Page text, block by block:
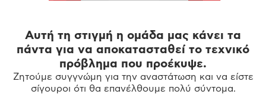
Αυτή τη στιγμή η ομάδα μας κάνει τα
πάντα για να αποκατασταθεί το τεχνικό
πρόβλημα που προέκυψε.
Ζητούμε συγγνώμη για την αναστάτωση και να είστε
σίγουροι ότι θα επανέλθουμε πολύ σύντομα.